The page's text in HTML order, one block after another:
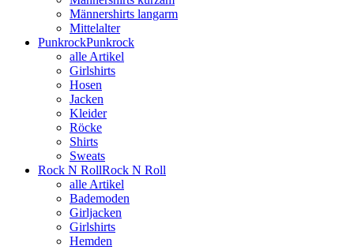
Männershirts langarm
Mittelalter
PunkrockPunkrock
alle Artikel
Girlshirts
Hosen
Jacken
Kleider
Röcke
Shirts
Sweats
Rock N RollRock N Roll
alle Artikel
Bademoden
Girljacken
Girlshirts
Hemden